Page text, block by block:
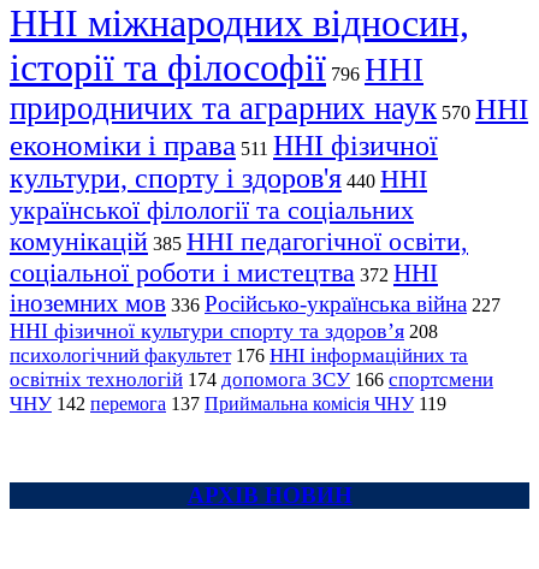
ННІ міжнародних відносин,
історії та філософії 796 ННІ
природничих та аграрних наук 570 ННІ
економіки і права 511 ННІ фізичної
культури, спорту і здоров'я 440 ННІ
української філології та соціальних
комунікацій 385 ННІ педагогічної освіти,
соціальної роботи і мистецтва 372 ННІ
іноземних мов 336 Російсько-українська війна 227
ННІ фізичної культури спорту та здоров’я 208
психологічний факультет 176 ННІ інформаційних та
освітніх технологій 174 допомога ЗСУ 166 спортсмени
ЧНУ 142 перемога 137 Приймальна комісія ЧНУ 119
АРХІВ НОВИН